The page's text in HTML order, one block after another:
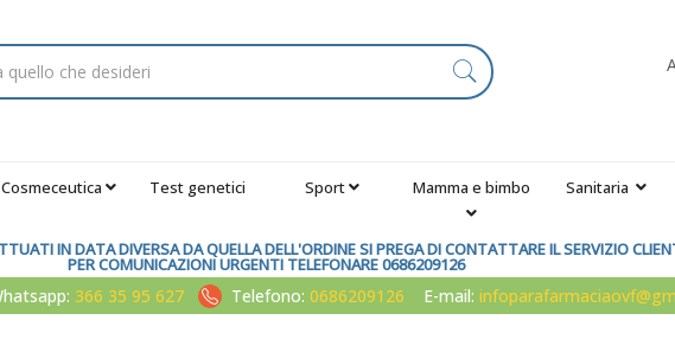
Cosmeceutica Test genetici Sport Mamma e bimbo Sanitaria
IN DATA DIVERSA DA QUELLA DELL'ORDINE SI PREGA DI CONTATTARE IL SERVIZIO
PER COMUNICAZIONI URGENTI TELEFONARE 0686209126
366 35 95 627 Telefono:0686209126 E-mail: